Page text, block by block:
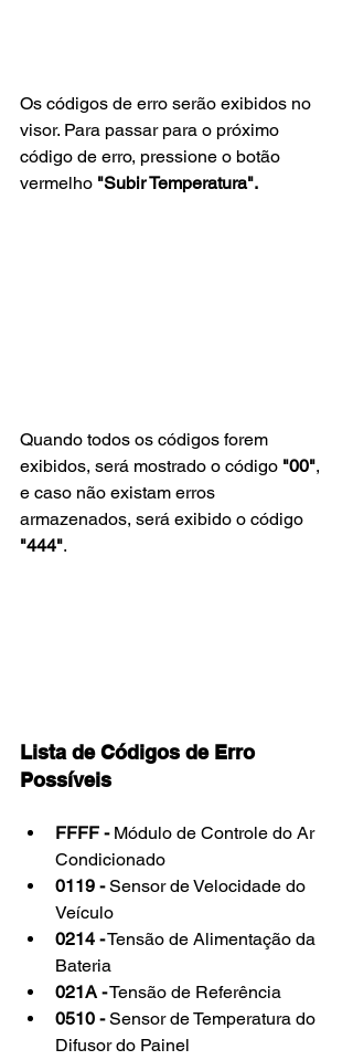
Os códigos de erro serão exibidos no
visor. Para passar para o próximo
código de erro, pressione o botão
vermelho "Subir Temperatura".
Quando todos os códigos forem
exibidos, será mostrado o código "00",
e caso não existam erros
armazenados, será exibido o código
"444".
Lista de Códigos de Erro
Possíveis
FFFF - Módulo de Controle do Ar
Condicionado
0119 - Sensor de Velocidade do
Veículo
0214 - Tensão de Alimentação da
Bateria
021A - Tensão de Referência
0510 - Sensor de Temperatura do
Difusor do Painel